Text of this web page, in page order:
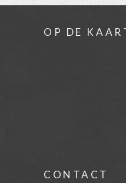
OP DE
CONTACT